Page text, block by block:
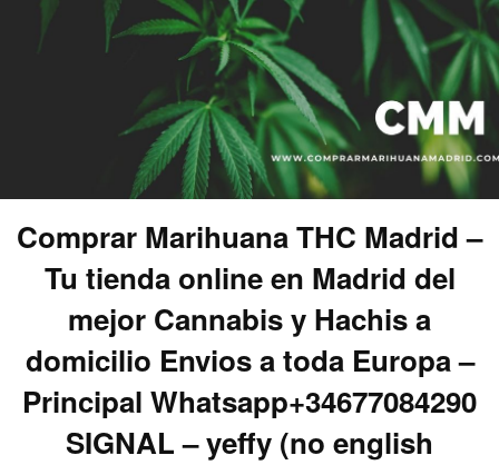
Comprar Marihuana THC Madrid –
Tu tienda online en Madrid del
mejor Cannabis y Hachis a
domicilio Envios a toda Europa –
Principal Whatsapp+34677084290
SIGNAL – yeffy (no english